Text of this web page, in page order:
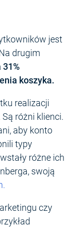
jest
drugim
31%
koszyka.
realizacji
różni klienci.
aby konto
typy
różne ich
swoją
czy